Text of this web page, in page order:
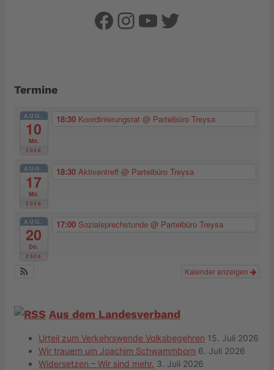
Facebook
Instagram
YouTube
Twitter
Termine
AUG.
10
Mo.
2026
18:30 Koordinierungsrat @ Parteibüro Treysa
AUG.
17
Mo.
2026
18:30 Aktiventreff @ Parteibüro Treysa
AUG.
20
Do.
2026
17:00 Sozialsprechstunde @ Parteibüro Treysa
Kalender anzeigen
Aus dem Landesverband
Urteil zum Verkehrswende Volksbegehren 15. Juli 2026
Wir trauern um Joachim Schwammborn 6. Juli 2026
Widersetzen – Wir sind mehr. 3. Juli 2026